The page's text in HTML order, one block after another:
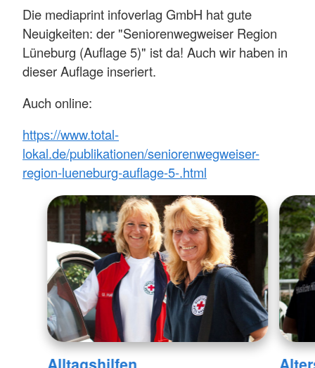
Die mediaprint infoverlag GmbH hat gute
Neuigkeiten: der "Seniorenwegweiser Region
Lüneburg (Auflage 5)" ist da! Auch wir haben in
dieser Auflage inseriert.
Auch online:
https://www.total-
lokal.de/publikationen/seniorenwegweiser-
region-lueneburg-auflage-5-.html
Alltagshilfen